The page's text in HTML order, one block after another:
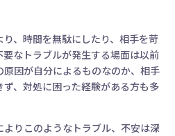
、時間を無駄にしたり、相手を苛
なトラブルが発生する場面は以前
因が自分によるものなのか、相手
、対処に困った経験がある方も多
りこのようなトラブル、不安は深